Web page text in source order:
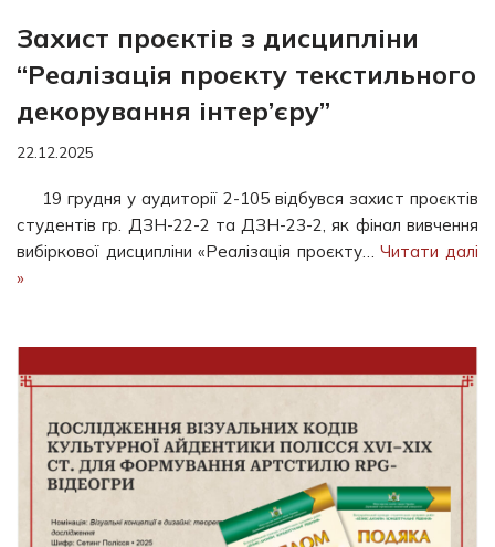
Захист проєктів з дисципліни
“Реалізація проєкту текстильного
декорування інтер’єру”
22.12.2025
19 грудня у аудиторії 2-105 відбувся захист проєктів
студентів гр. ДЗН-22-2 та ДЗН-23-2, як фінал вивчення
вибіркової дисципліни «Реалізація проєкту…Читати далі
»